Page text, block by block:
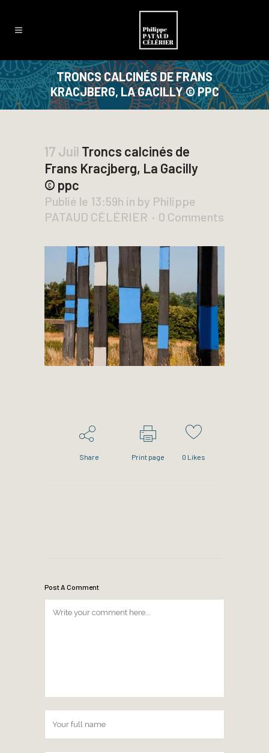
TRONCS CALCINÉS DE FRANS
KRACJBERG, LA GACILLY © PPC
17 Juil Troncs calcinés de
Frans Kracjberg, La Gacilly
© ppc
Publié le 13:59h in by Philippe
PATAUD CÉLÉRIER
0 Comments
Share Print page 0 Likes
Post A Comment